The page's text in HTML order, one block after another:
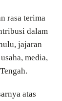
rasa terima
dalam
jajaran
media,
atas